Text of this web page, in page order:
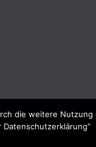
die weitere